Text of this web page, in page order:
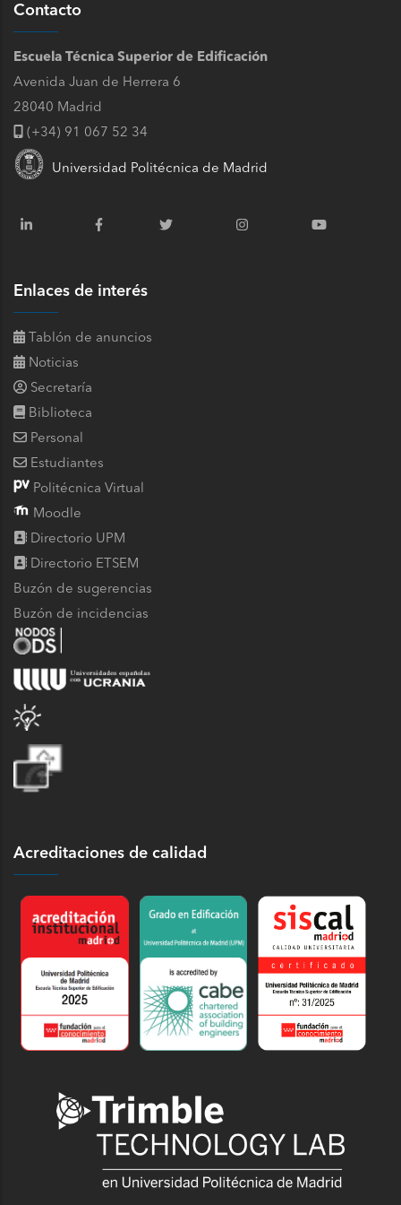
Contacto
Escuela Técnica Superior de Edificación
Avenida Juan de Herrera 6
28040 Madrid
(+34) 91 067 52 34
Universidad Politécnica de Madrid
Enlaces de interés
Tablón de anuncios
Noticias
Secretaría
Biblioteca
Personal
Estudiantes
Politécnica Virtual
Moodle
Directorio UPM
Directorio ETSEM
Buzón de sugerencias
Buzón de incidencias
Acreditaciones de calidad